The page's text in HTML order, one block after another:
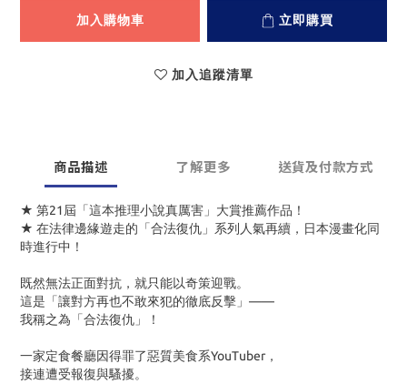
加入購物車 立即購買
加入追蹤清單
商品描述 了解更多 送貨及付款方式
★ 第21屆「這本推理小說真厲害」大賞推薦作品！
★ 在法律邊緣遊走的「合法復仇」系列人氣再續，日本漫畫化同
時進行中！
既然無法正面對抗，就只能以奇策迎戰。
這是「讓對方再也不敢來犯的徹底反擊」——
我稱之為「合法復仇」！
一家定食餐廳因得罪了惡質美食系YouTuber，
接連遭受報復與騷擾。